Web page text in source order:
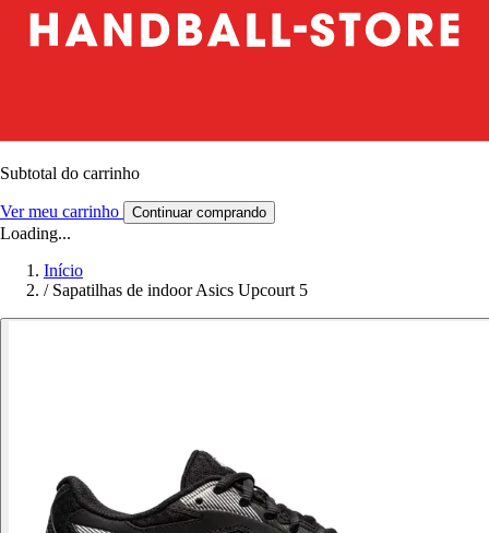
Subtotal do carrinho
Ver meu carrinho Continuar comprando
Loading...
Início
/ Sapatilhas de indoor Asics Upcourt 5